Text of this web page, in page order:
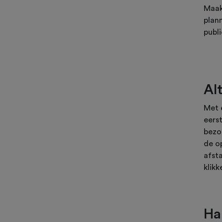
Met
de